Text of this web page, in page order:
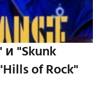
и "Skunk
of Rock"